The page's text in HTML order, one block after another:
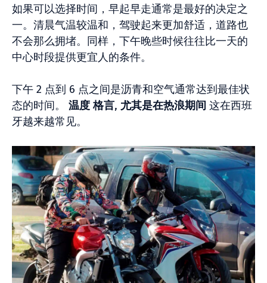
如果可以选择时间，早起早走通常是最好的决定之
一。清晨气温较温和，驾驶起来更加舒适，道路也
不会那么拥堵。同样，下午晚些时候往往比一天的
中心时段提供更宜人的条件。
下午 2 点到 6 点之间是沥青和空气通常达到最佳状
态的时间。 温度 格言, 尤其是在热浪期间 这在西班
牙越来越常见。